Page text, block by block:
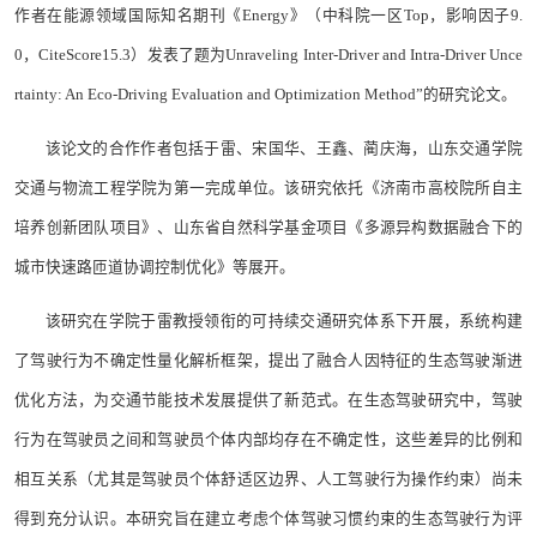
作者在能源领域国际知名期刊《Energy》（中科院一区Top，影响因子9.
0，CiteScore15.3）发表了题为Unraveling Inter-Driver and Intra-Driver Unce
rtainty: An Eco-Driving Evaluation and Optimization Method”的研究论文。
该论文的合作作者包括于雷、宋国华、王鑫、蔺庆海，山东交通学院
交通与物流工程学院为第一完成单位。该研究依托《济南市高校院所自主
培养创新团队项目》、山东省自然科学基金项目《多源异构数据融合下的
城市快速路匝道协调控制优化》等展开。
该研究在学院于雷教授领衔的可持续交通研究体系下开展，系统构建
了驾驶行为不确定性量化解析框架，提出了融合人因特征的生态驾驶渐进
优化方法，为交通节能技术发展提供了新范式。在生态驾驶研究中，驾驶
行为在驾驶员之间和驾驶员个体内部均存在不确定性，这些差异的比例和
相互关系（尤其是驾驶员个体舒适区边界、人工驾驶行为操作约束）尚未
得到充分认识。本研究旨在建立考虑个体驾驶习惯约束的生态驾驶行为评